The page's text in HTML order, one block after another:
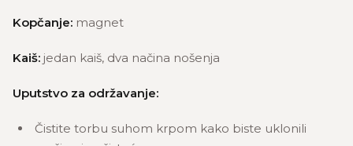
Kopčanje: magnet
Kaiš: jedan kaiš, dva načina nošenja
Uputstvo za održavanje:
Čistite torbu suhom krpom kako biste uklonili